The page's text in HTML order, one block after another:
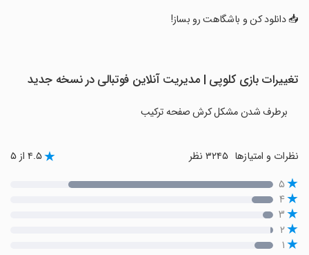
‏📥 دانلود کن و باشگاهت رو بساز!
تغییرات بازی ‏کلوپی | مدیریت آنلاین فوتبالی در نسخه جدید
برطرف شدن مشکل کرش صفحه ترکیب
نظرات و امتیازها ۴.۵ از ۵
۵
۴
۳
۲
۱